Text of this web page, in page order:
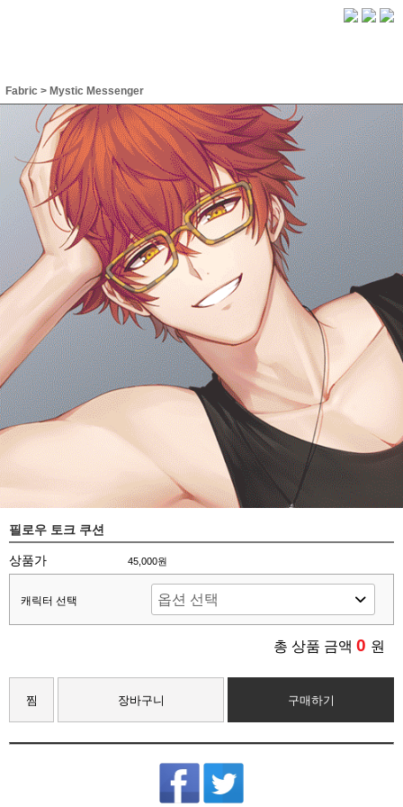
Fabric > Mystic Messenger
필로우 토크 쿠션
상품가 45,000원
캐릭터 선택
총 상품 금액 0 원
찜 장바구니 구매하기